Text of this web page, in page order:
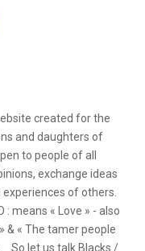
created for the
and daughters of
to people of all
exchange ideas
of others.
: means « Love » - also
& « The tamer people
So let us talk Blacks /